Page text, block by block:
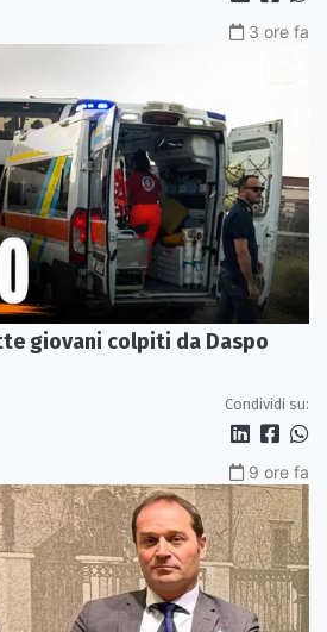
3 ore fa
giovani colpiti da Daspo
Condividi su:
9 ore fa